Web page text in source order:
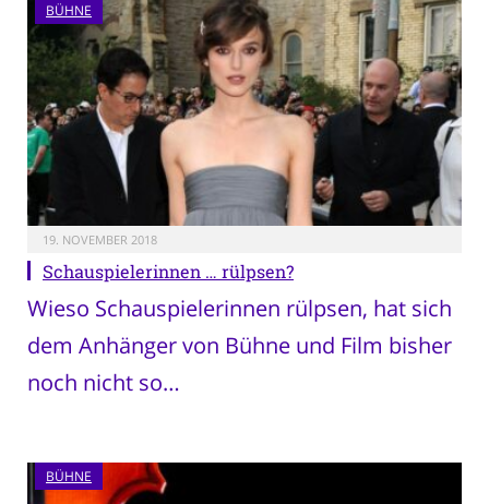
BÜHNE
19. NOVEMBER 2018
Schauspielerinnen … rülpsen?
Wieso Schauspielerinnen rülpsen, hat sich
dem Anhänger von Bühne und Film bisher
noch nicht so…
BÜHNE